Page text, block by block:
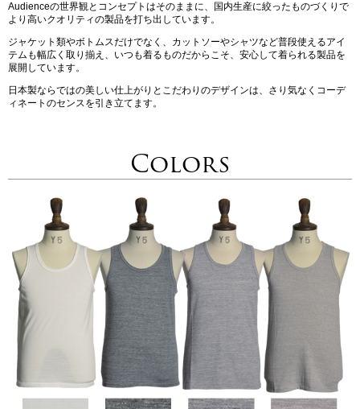
Audienceの世界観とコンセプトはそのままに、国内生産に絞ったものづくりで
より高いクオリティの製品を打ち出しています。
ジャケット類やボトムスだけでなく、カットソーやシャツなど普段使えるアイ
テムも幅広く取り揃え、いつも着るものだからこそ、安心して着られる製品を
展開しています。
日本製ならではの美しい仕上がりとこだわりのデザインは、さり気なくコーデ
ィネートのセンスを引き立てます。
Colors